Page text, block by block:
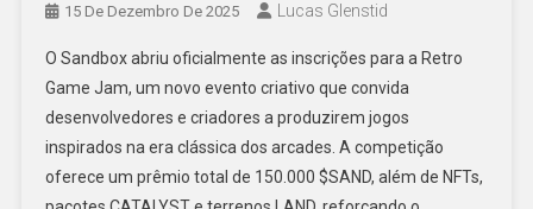
15 De Dezembro De 2025 Lucas Glenstid
O Sandbox abriu oficialmente as inscrições para a Retro
Game Jam, um novo evento criativo que convida
desenvolvedores e criadores a produzirem jogos
inspirados na era clássica dos arcades. A competição
oferece um prêmio total de 150.000 $SAND, além de NFTs,